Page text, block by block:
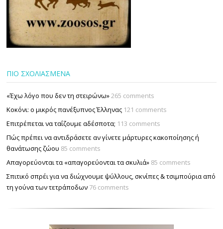
ΠΙΟ ΣΧΟΛΙΑΣΜΕΝΑ
«Έχω λόγο που δεν τη στειρώνω»265 comments
Κοκόνι: ο μικρός πανέξυπνος Έλληνας 121 comments
Επιτρέπεται να ταΐζουµε αδέσποτα; 113 comments
Πώς πρέπει να αντιδράσετε αν γίνετε μάρτυρες κακοποίησης ή
θανάτωσης ζώου 85 comments
Απαγορεύονται τα «απαγορεύονται τα σκυλιά» 85 comments
Σπιτικό σπρέι για να διώχνουμε ψύλλους, σκνίπες & τσιμπούρια από
τη γούνα των τετράποδων 76 comments